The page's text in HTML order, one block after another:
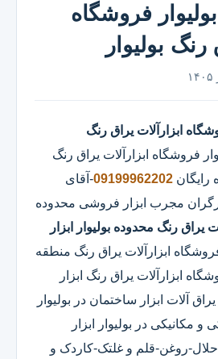
فروشگاه
رنگ بولیوار
ابزارآلات یراق رنگ
فروشگاه ابزارآلات یراق رنگ
رایگان 09199962202-آقای
مجرب ابزار فروشی محدوده
یراق رنگ محدوده بولیوار
ابزار
ابزارآلات یراق رنگ منطقه
ابزارآلات یراق رنگ ابزار
آلات ابزار ساختمان در بولیوار
و مکانیکی در بولیوار ابزار
حلال-روغن-قلم و غلتک-کاردک و